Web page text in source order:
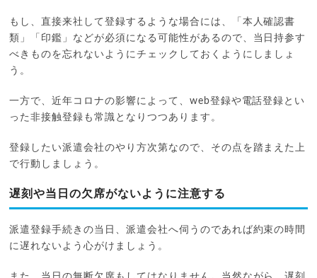
もし、直接来社して登録するような場合には、「本人確認書
類」「印鑑」などが必須になる可能性があるので、当日持参す
べきものを忘れないようにチェックしておくようにしましょ
う。
一方で、近年コロナの影響によって、web登録や電話登録とい
った非接触登録も常識となりつつあります。
登録したい派遣会社のやり方次第なので、その点を踏まえた上
で行動しましょう。
遅刻や当日の欠席がないように注意する
派遣登録手続きの当日、派遣会社へ伺うのであれば約束の時間
に遅れないよう心がけましょう。